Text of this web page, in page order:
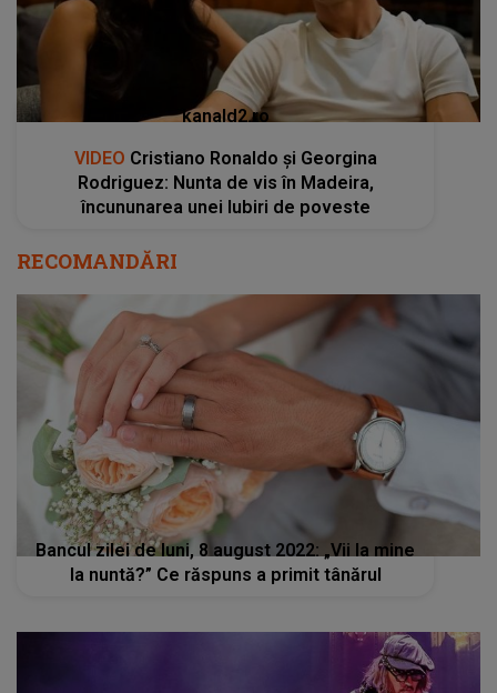
kanald2.ro
VIDEO Cristiano Ronaldo și Georgina
Rodriguez: Nunta de vis în Madeira,
încununarea unei Iubiri de poveste
RECOMANDĂRI
Bancul zilei de luni, 8 august 2022: „Vii la mine
la nuntă?” Ce răspuns a primit tânărul